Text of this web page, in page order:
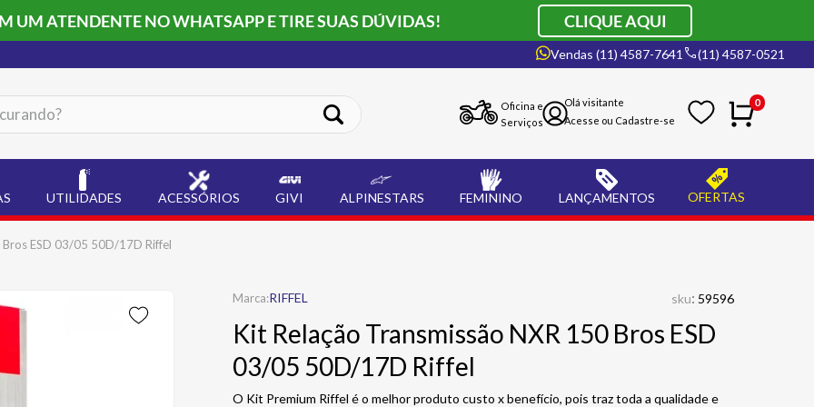
UM ATENDENTE NO WHATSAPP E TIRE SUAS DÚVIDAS! CLIQUE AQUI
Vendas (11) 4587-7641 (11) 4587-0521
Oficina e
Serviços
0
UTILIDADES ACESSÓRIOS GIVI ALPINESTARS FEMININO LANÇAMENTOS OFERTAS
Bros ESD 03/05 50D/17D Riffel
RIFFEL sku: 59596
Kit Relação Transmissão NXR 150 Bros ESD
03/05 50D/17D Riffel
O Kit Premium Riffel é o melhor produto custo x benefício, pois traz toda a qualidade e